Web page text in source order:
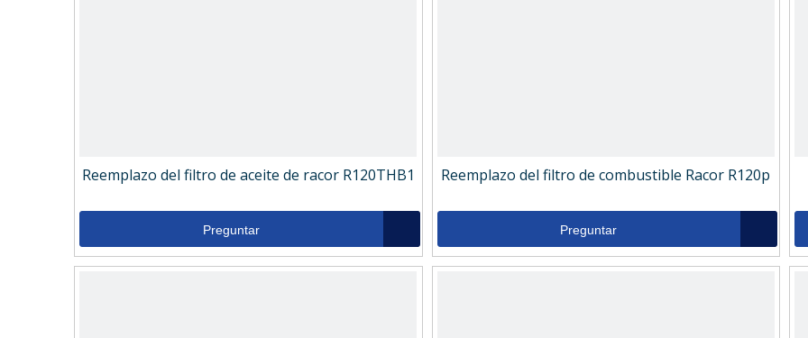
Reemplazo del filtro de aceite de racor R120THB1
Preguntar
Reemplazo del filtro de combustible Racor R120p
Preguntar